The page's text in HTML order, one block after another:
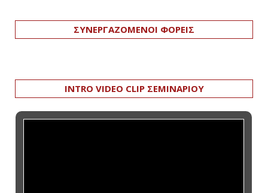
ΣΥΝΕΡΓΑΖΟΜΕΝΟΙ ΦΟΡΕΙΣ
INTRO VIDEO CLIP ΣΕΜΙΝΑΡΙΟΥ